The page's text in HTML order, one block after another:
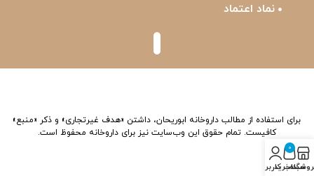
نماد اعتماد
برای استفاده از مطالب داروخانه ابوریحان، داشتن «هدف غیرتجاری» و ذکر «منبع»
کافیست. تمام حقوق اين وب‌سايت نیز برای داروخانه محفوظ است.
0
سبد خرید
حساب کاربری من